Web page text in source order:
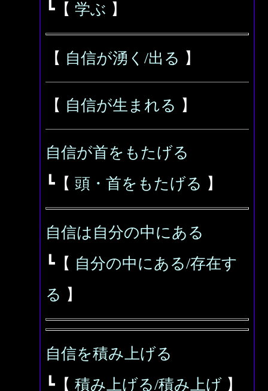
┗【 学ぶ 】
【 自信が湧く/出る 】
【 自信が生まれる 】
自信が首をもたげる
┗【 頭・首をもたげる 】
自信は自分の中にある
┗【 自分の中にある/存在す
る 】
自信を積み上げる
┗【 積み上げる/積み上げ 】